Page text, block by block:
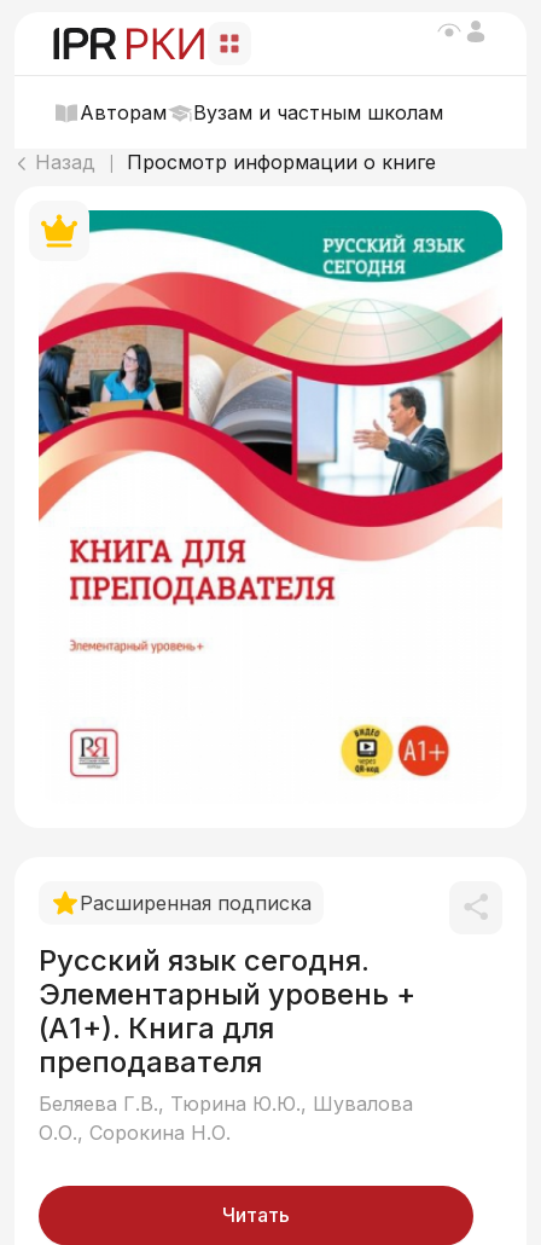
Авторам Вузам и частным школам
Назад Просмотр информации о книге
Расширенная подписка
Русский язык сегодня.
Элементарный уровень +
(А1+). Книга для
преподавателя
Беляева Г.В., Тюрина Ю.Ю., Шувалова
О.О., Сорокина Н.О.
Читать